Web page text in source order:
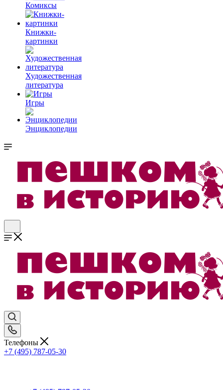
Комиксы
Книжки-
картинки
Художественная
литература
Игры
Энциклопедии
Телефоны
+7 (495) 787-05-30